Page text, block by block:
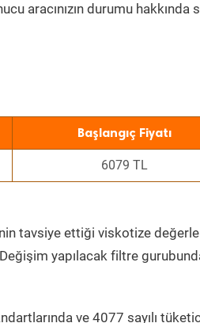
aracınızın durumu hakkında
Başlangıç Fiyatı
6079 TL
tavsiye ettiği viskotize
yapılacak filtre
ve 4077 sayılı